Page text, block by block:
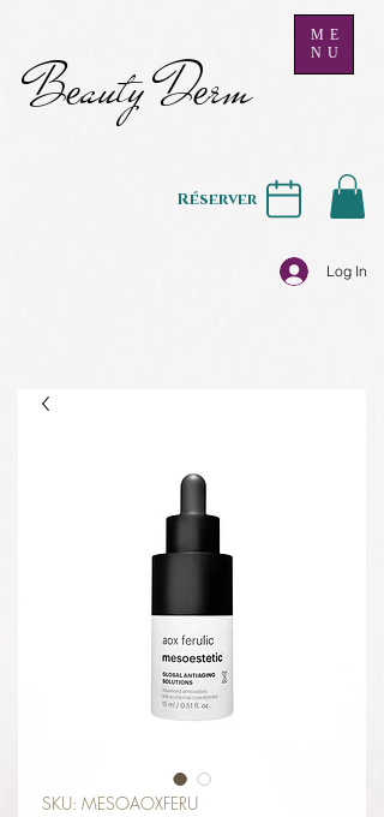
Beauty Derm
ME
NU
Log In
Réserver
SKU: MESOAOXFERU